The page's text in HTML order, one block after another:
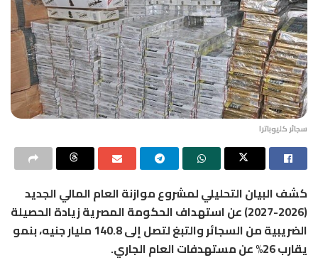
سجائر كليوباترا
كشف البيان التحليلي لمشروع موازنة العام المالي الجديد
(2026-2027) عن استهداف الحكومة المصرية زيادة الحصيلة
الضريبية من السجائر والتبغ لتصل إلى 140.8 مليار جنيه، بنمو
يقارب 26% عن مستهدفات العام الجاري.